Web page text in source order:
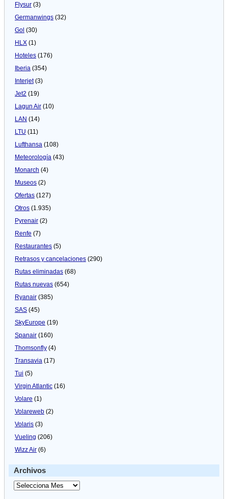
Flysur (3)
Germanwings (32)
Gol (30)
HLX (1)
Hoteles (176)
Iberia (354)
Interjet(3)
Jet2 (19)
Lagun Air (10)
LAN (14)
LTU (11)
Lufthansa (108)
Meteorologí­a (43)
Monarch (4)
Museos (2)
Ofertas (127)
Otros (1.935)
Pyrenair (2)
Renfe (7)
Restaurantes (5)
Retrasos y cancelaciones (290)
Rutas eliminadas (68)
Rutas nuevas (654)
Ryanair (385)
SAS (45)
SkyEurope (19)
Spanair (160)
Thomsonfly (4)
Transavia (17)
Tui (5)
Virgin Atlantic (16)
Volare (1)
Volareweb (2)
Volaris (3)
Vueling (206)
Wizz Air (6)
Archivos